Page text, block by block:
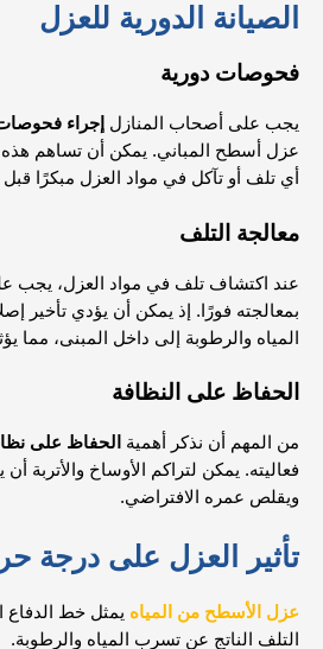
الصيانة الدورية للعزل
فحوصات دورية
يجب على أصحاب المنازل إجراء
عزل أسطح المباني. يمكن أن تساهم
أي تلف أو تآكل في مواد العزل مبكرًا
معالجة التلف
عند اكتشاف تلف في مواد العزل، يجب
بمعالجته فورًا. إذ يمكن أن يؤدي تأخير
المياه والرطوبة إلى داخل المبنى، مما
الحفاظ على النظافة
من المهم أن نذكر أهمية الحفاظ على
فعاليته. يمكن لتراكم الأوساخ والأتربة
ويقلص عمره الافتراضي.
تأثير العزل على درجة
عزل الأسطح من المياه يمثل خط الدفاع
التلف الناتج عن تسرب المياه والرطوبة.